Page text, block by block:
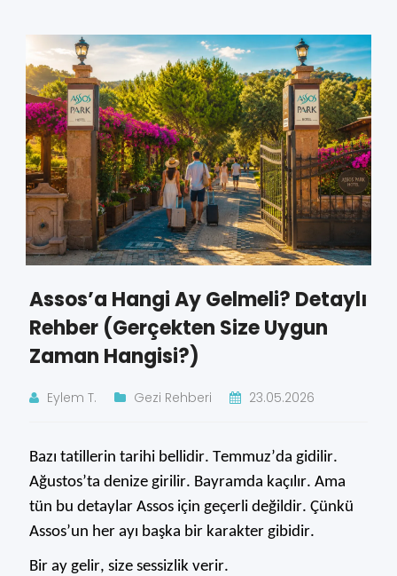
Assos’a Hangi Ay Gelmeli? Detaylı
Rehber (Gerçekten Size Uygun
Zaman Hangisi?)
Eylem T. Gezi Rehberi 23.05.2026
Bazı tatillerin tarihi bellidir. Temmuz’da gidilir.
Ağustos’ta denize girilir. Bayramda kaçılır. Ama
tün bu detaylar Assos için geçerli değildir. Çünkü
Assos’un her ayı başka bir karakter gibidir.
Bir ay gelir, size sessizlik verir.